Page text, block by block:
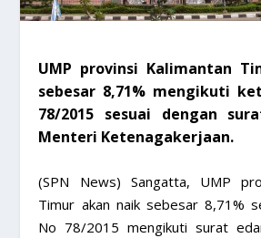
UMP provinsi Kalimantan
sebesar 8,71% mengikuti
78/2015 sesuai dengan
Menteri Ketenagakerjaan.
(SPN News) Sangatta, UMP
Timur akan naik sebesar 8,71%
No 78/2015 mengikuti surat